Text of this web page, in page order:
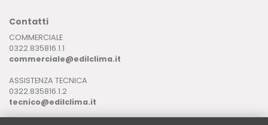
Contatti
COMMERCIALE
0322.835816.1.1
commerciale@edilclima.it
ASSISTENZA TECNICA
0322.835816.1.2
tecnico@edilclima.it